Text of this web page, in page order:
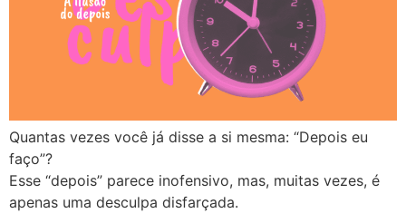
Quantas vezes você já disse a si mesma: “Depois eu
faço”?
Esse “depois” parece inofensivo, mas, muitas vezes, é
apenas uma desculpa disfarçada.